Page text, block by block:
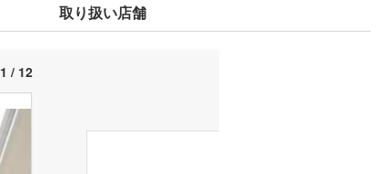
取り扱い店舗
1 / 12